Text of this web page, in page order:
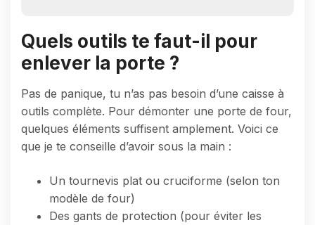
Quels outils te faut-il pour
enlever la porte ?
Pas de panique, tu n’as pas besoin d’une caisse à
outils complète. Pour démonter une porte de four,
quelques éléments suffisent amplement. Voici ce
que je te conseille d’avoir sous la main :
Un tournevis plat ou cruciforme (selon ton
modèle de four)
Des gants de protection (pour éviter les